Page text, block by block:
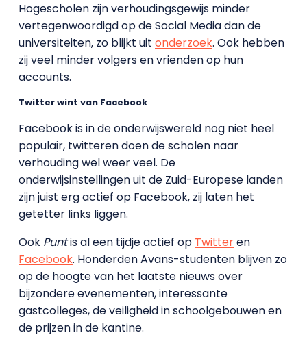
Hogescholen zijn verhoudingsgewijs minder
vertegenwoordigd op de Social Media dan de
universiteiten, zo blijkt uit onderzoek. Ook hebben
zij veel minder volgers en vrienden op hun
accounts.
Twitter wint van Facebook
Facebook is in de onderwijswereld nog niet heel
populair, twitteren doen de scholen naar
verhouding wel weer veel. De
onderwijsinstellingen uit de Zuid-Europese landen
zijn juist erg actief op Facebook, zij laten het
getetter links liggen.
Ook Puntis al een tijdje actief op Twitteren
Facebook. Honderden Avans-studenten blijven zo
op de hoogte van het laatste nieuws over
bijzondere evenementen, interessante
gastcolleges, de veiligheid in schoolgebouwen en
de prijzen in de kantine.